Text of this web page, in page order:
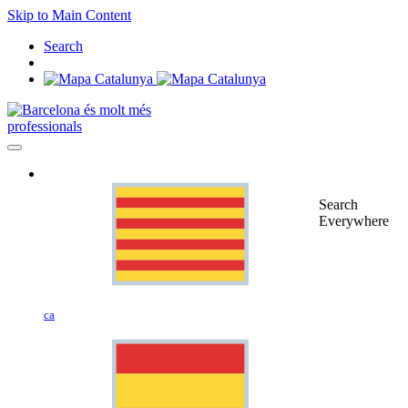
Skip to Main Content
Search
professionals
ca
Search
Everywhere